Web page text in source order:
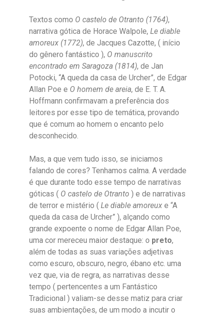
Textos como O castelo de Otranto (1764),
narrativa gótica de Horace Walpole, Le diable
amoreux (1772), de Jacques Cazotte, ( início
do gênero fantástico ), O manuscrito
encontrado em Saragoza (1814), de Jan
Potocki, “A queda da casa de Urcher”, de Edgar
Allan Poe e O homem de areia, de E. T. A.
Hoffmann confirmavam a preferência dos
leitores por esse tipo de temática, provando
que é comum ao homem o encanto pelo
desconhecido.
Mas, a que vem tudo isso, se iniciamos
falando de cores? Tenhamos calma. A verdade
é que durante todo esse tempo de narrativas
góticas ( O castelo de Otranto ) e de narrativas
de terror e mistério ( Le diable amoreux e “A
queda da casa de Urcher” ), alçando como
grande expoente o nome de Edgar Allan Poe,
uma cor mereceu maior destaque: o preto,
além de todas as suas variações adjetivas
como escuro, obscuro, negro, ébano etc. uma
vez que, via de regra, as narrativas desse
tempo ( pertencentes a um Fantástico
Tradicional ) valiam-se desse matiz para criar
suas ambientações, de um modo a incutir o